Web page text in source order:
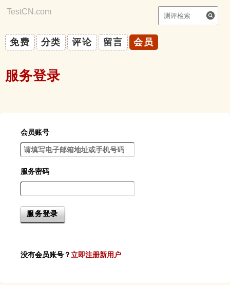
TestCN.com
免费 分类 评论 留言 会员
服务登录
会员账号
服务密码
没有会员账号？立即注册新用户